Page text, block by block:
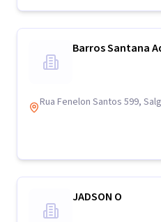
Barros Santana
Rua Fenelon Santos 599,
JADSON O